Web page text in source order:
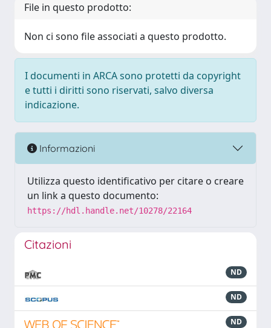
File in questo prodotto:
Non ci sono file associati a questo prodotto.
I documenti in ARCA sono protetti da copyright
e tutti i diritti sono riservati, salvo diversa
indicazione.
Informazioni
Utilizza questo identificativo per citare o creare
un link a questo documento:
https://hdl.handle.net/10278/22164
Citazioni
ND
ND
ND